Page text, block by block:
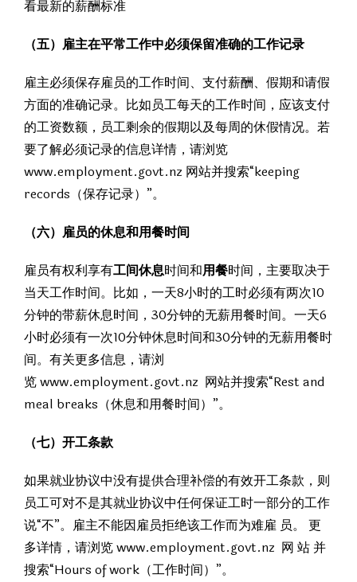
看最新的薪酬标准
（五）雇主在平常工作中必须保留准确的工作记录
雇主必须保存雇员的工作时间、支付薪酬、假期和请假
方面的准确记录。比如员工每天的工作时间，应该支付
的工资数额，员工剩余的假期以及每周的休假情况。若
要了解必须记录的信息详情，请浏览
www.employment.govt.nz 网站并搜索“keeping
records（保存记录）”。
（六）雇员的休息和用餐时间
雇员有权利享有工间休息时间和用餐时间，主要取决于
当天工作时间。比如，一天8小时的工时必须有两次10
分钟的带薪休息时间，30分钟的无薪用餐时间。一天6
小时必须有一次10分钟休息时间和30分钟的无薪用餐时
间。有关更多信息，请浏
览 www.employment.govt.nz 网站并搜索“Rest and
meal breaks（休息和用餐时间）”。
（七）开工条款
如果就业协议中没有提供合理补偿的有效开工条款，则
员工可对不是其就业协议中任何保证工时一部分的工作
说“不”。雇主不能因雇员拒绝该工作而为难雇 员。 更
多详情，请浏览 www.employment.govt.nz 网 站 并
搜索“Hours of work（工作时间）”。